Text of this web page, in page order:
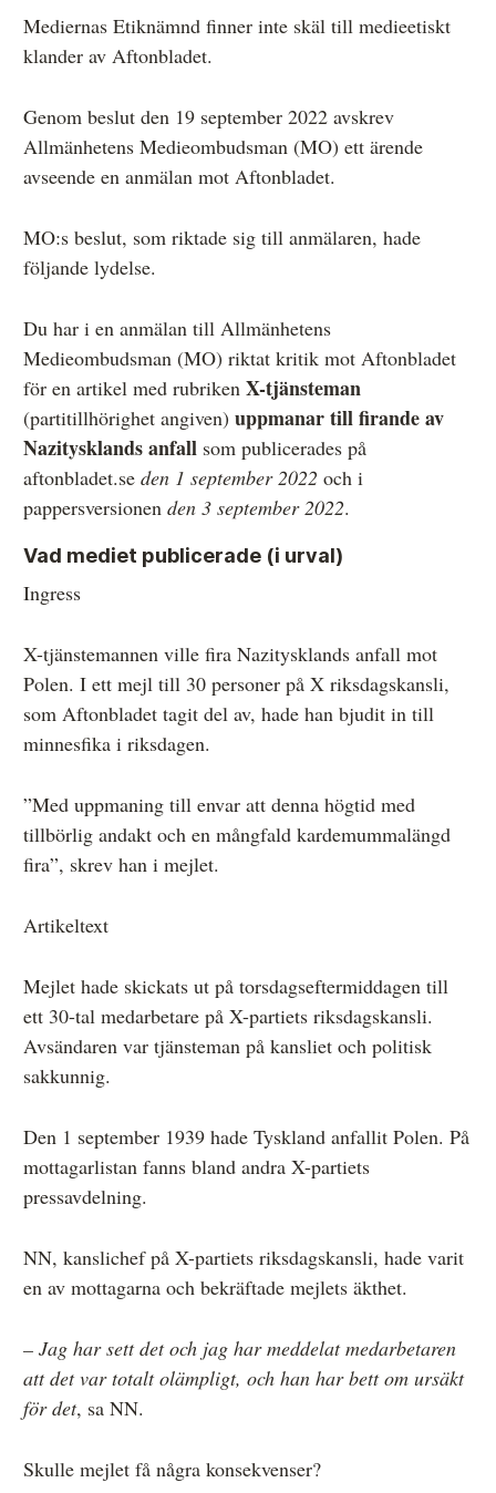
Regler för medier i processen hos MO
Hela listan över frivilligt anslutna medier
Skillnaden mellan Granskningsnämnden och MO
Övrigt
Våra huvudmän
Ledamöter i Mediernas Etiknämnd
Stadgar för Mediernas Etiknämnd
Den journalistiska yrkesetiken
Jobba hos oss!
Pressbilder
Så behandlar vi dina personuppgifter
Mediernas Etiknämnd finner inte skäl till medieetiskt
klander av Aftonbladet.
Genom beslut den 19 september 2022 avskrev
Allmänhetens Medieombudsman (MO) ett ärende
avseende en anmälan mot Aftonbladet.
MO:s beslut, som riktade sig till anmälaren, hade
följande lydelse.
Du har i en anmälan till Allmänhetens
Medieombudsman (MO) riktat kritik mot Aftonbladet
för en artikel med rubriken X-tjänsteman
(partitillhörighet angiven) uppmanar till firande av
Nazitysklands anfall som publicerades på
aftonbladet.se den 1 september 2022 och i
pappersversionen den 3 september 2022.
Vad mediet publicerade (i urval)
Ingress
X-tjänstemannen ville fira Nazitysklands anfall mot
Polen. I ett mejl till 30 personer på X riksdagskansli,
som Aftonbladet tagit del av, hade han bjudit in till
minnesfika i riksdagen.
”Med uppmaning till envar att denna högtid med
tillbörlig andakt och en mångfald kardemummalängd
fira”, skrev han i mejlet.
Artikeltext
Mejlet hade skickats ut på torsdagseftermiddagen till
ett 30-tal medarbetare på X-partiets riksdagskansli.
Avsändaren var tjänsteman på kansliet och politisk
sakkunnig.
Den 1 september 1939 hade Tyskland anfallit Polen. På
mottagarlistan fanns bland andra X-partiets
pressavdelning.
NN, kanslichef på X-partiets riksdagskansli, hade varit
en av mottagarna och bekräftade mejlets äkthet.
– Jag har sett det och jag har meddelat medarbetaren
att det var totalt olämpligt, och han har bett om ursäkt
för det, sa NN.
Skulle mejlet få några konsekvenser?